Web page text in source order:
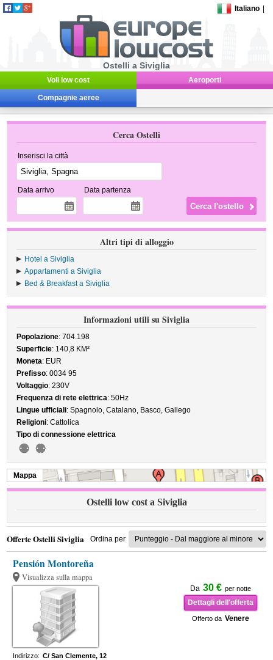
Italiano
Ostelli a Siviglia
Voli low cost Aeroporti
Compagnie aeree
Cerca Ostelli
Inserisci la città
Data arrivo Data partenza
Altri tipi di alloggio
Hotel a Siviglia
Appartamenti a Siviglia
Bed & Breakfast a Siviglia
Informazioni utili su Siviglia
Popolazione: 704.198
Superficie: 140,8 KM²
Moneta: EUR
Prefisso: 0034 95
Voltaggio: 230V
Frequenza di rete elettrica: 50Hz
Lingue ufficiali: Spagnolo, Catalano, Basco, Gallego
Religioni: Cattolica
Tipo di connessione elettrica
Mappa
Ostelli low cost a Siviglia
Offerte Ostelli Siviglia Ordina per
Pensión Montoreña
Visualizza sulla mappa
Da 30 € per notte
Dettagli dell'offerta
Offerto da Venere
Indirizzo: C/ San Clemente, 12